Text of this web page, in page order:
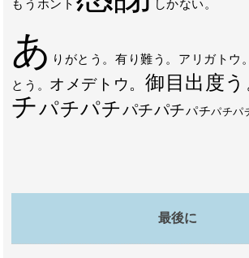
もうホント しかない。
あ りがとう。有り難う。アリガトウ
とう。 オメデトウ。 御目出度う
チパチパチパチパチパチパチパ
最後に